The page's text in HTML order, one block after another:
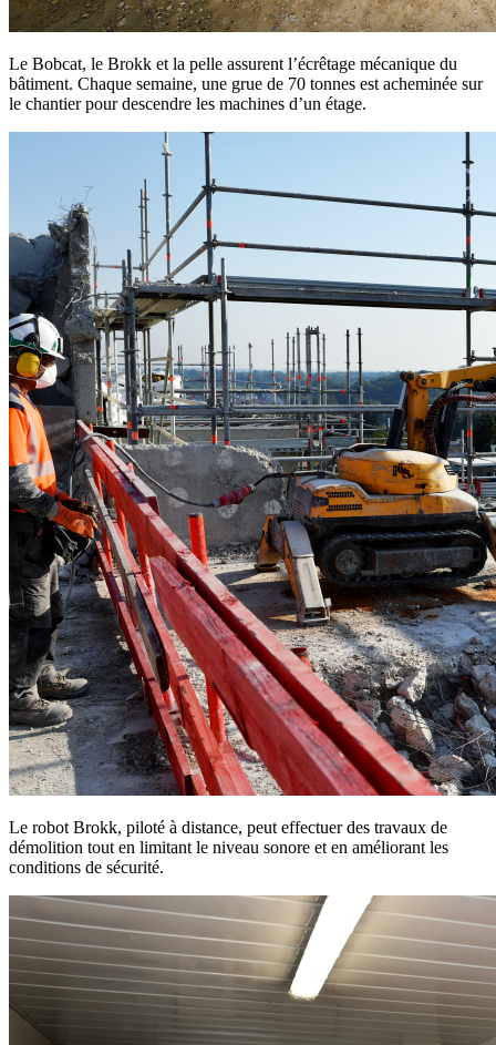
Le Bobcat, le Brokk et la pelle assurent l’écrêtage mécanique du
bâtiment. Chaque semaine, une grue de 70 tonnes est acheminée sur
le chantier pour descendre les machines d’un étage.
Le robot Brokk, piloté à distance, peut effectuer des travaux de
démolition tout en limitant le niveau sonore et en améliorant les
conditions de sécurité.